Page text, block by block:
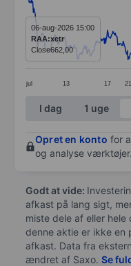
Line chart with 391
The chart has 1 X
The chart has 1 Y
jul 13 17 21
06-aug-2026 15:00
RAA:xetr
Close662,00
End of interactive
I dag 1 uge
Opret en konto for
og analyse værktøjer.
Godt at vide:
afkast på lang sigt,
miste dele af eller
denne aktie er ikke en
afkast. Data fra
ændret af Saxo. Se